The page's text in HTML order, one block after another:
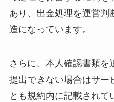
あり、出金処理を運営判
造になっています。
さらに、本人確認書類を
提出できない場合はサー
とも規約内に記載されて